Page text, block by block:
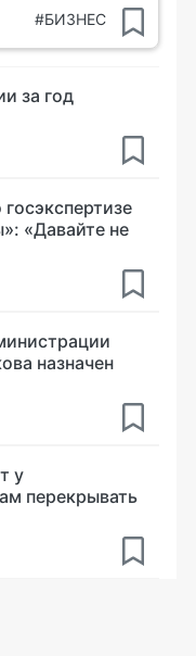
#БИЗНЕС
за год
«Давайте не
назначен
у
перекрывать